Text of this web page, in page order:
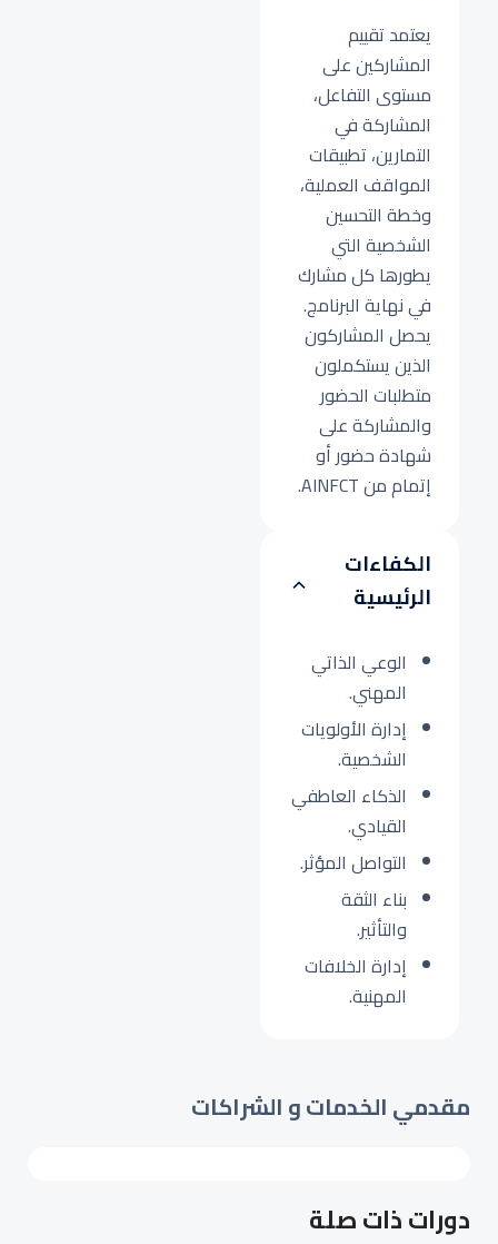
يعتمد تقييم
المشاركين على
مستوى التفاعل،
المشاركة في
التمارين، تطبيقات
المواقف العملية،
وخطة التحسين
الشخصية التي
يطورها كل مشارك
في نهاية البرنامج.
يحصل المشاركون
الذين يستكملون
متطلبات الحضور
والمشاركة على
شهادة حضور أو
إتمام من AINFCT.
الكفاءات
الرئيسية
الوعي الذاتي
المهني.
إدارة الأولويات
الشخصية.
الذكاء العاطفي
القيادي.
التواصل المؤثر.
بناء الثقة
والتأثير.
إدارة الخلافات
المهنية.
مقدمي الخدمات و الشراكات
دورات ذات صلة